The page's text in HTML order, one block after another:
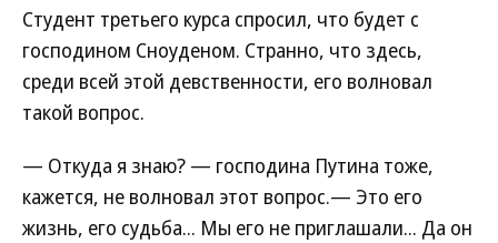
Студент третьего курса спросил, что будет с
господином Сноуденом. Странно, что здесь,
среди всей этой девственности, его волновал
такой вопрос.
— Откуда я знаю? — господина Путина тоже,
кажется, не волновал этот вопрос.— Это его
жизнь, его судьба... Мы его не приглашали... Да он